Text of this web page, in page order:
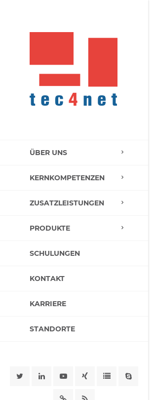
ÜBER UNS
KERNKOMPETENZEN
ZUSATZLEISTUNGEN
PRODUKTE
SCHULUNGEN
KONTAKT
KARRIERE
STANDORTE